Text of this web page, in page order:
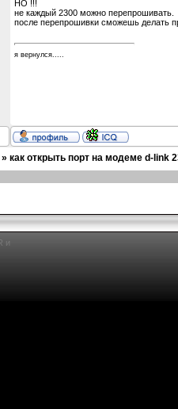
НО !!!
не каждый 2300 можно перепрошивать.
после перепрошивки сможешь делать
я вернулся.....
» как открыть порт на модеме d-link